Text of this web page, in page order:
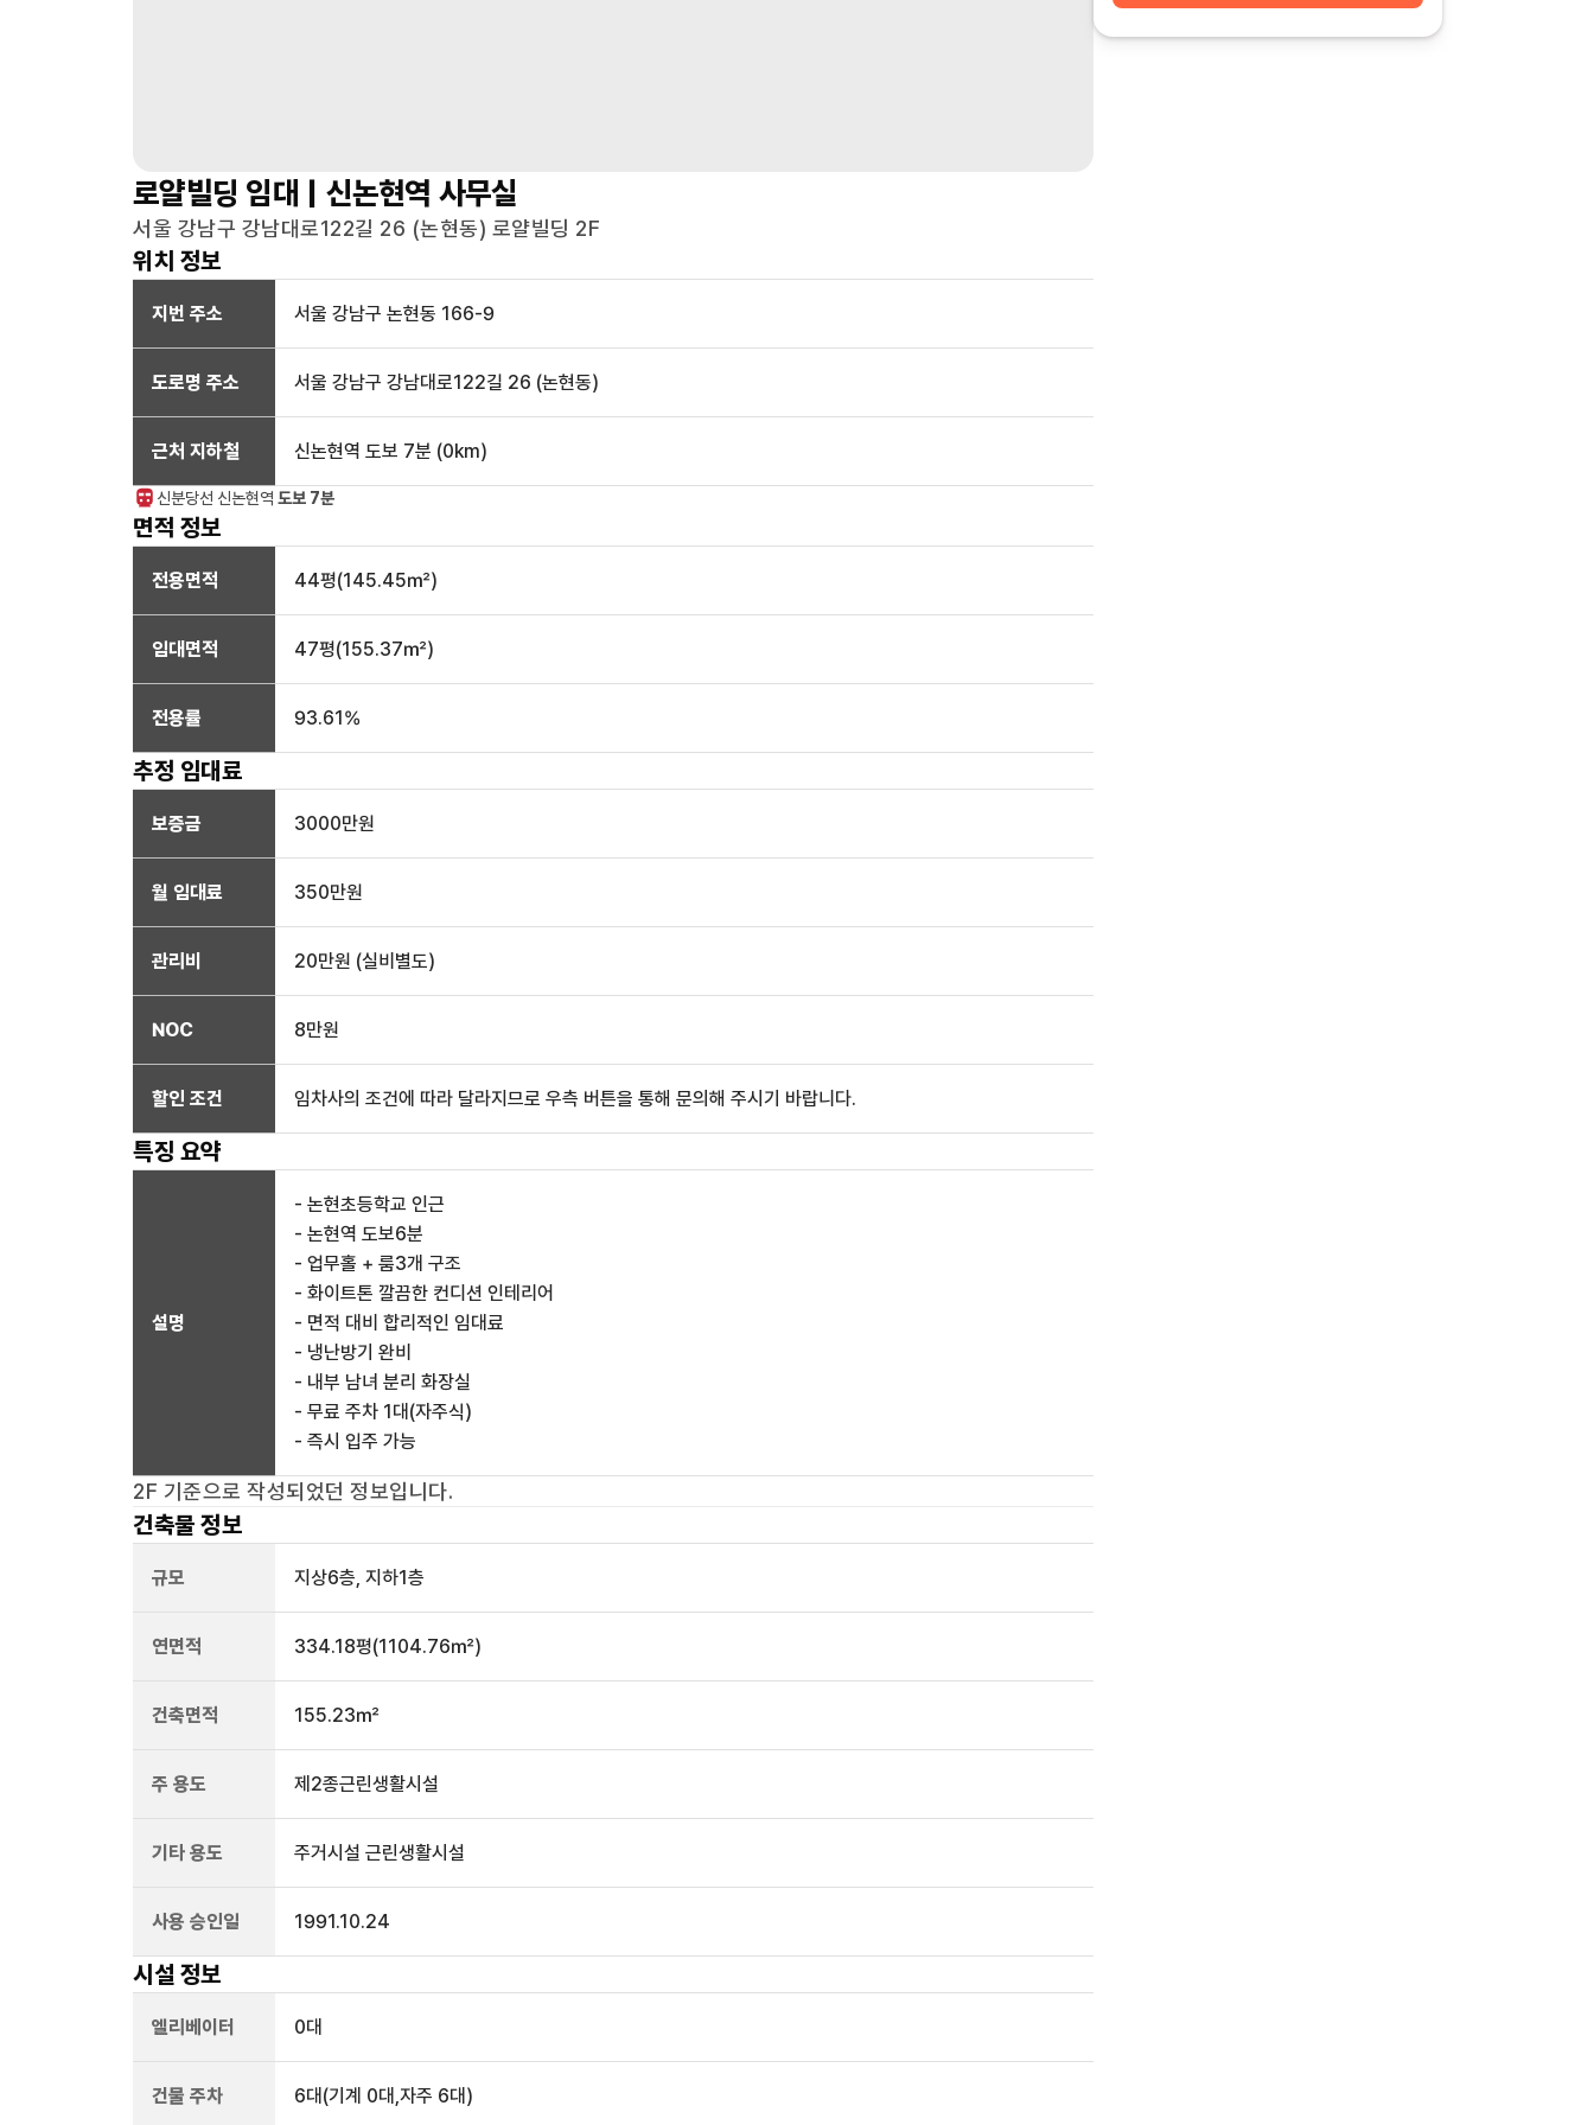
로얄빌딩 임대 | 신논현역 사무실
서울 강남구 강남대로122길 26 (논현동) 로얄빌딩 2F
위치 정보
지번 주소 서울 강남구 논현동 166-9
도로명 주소 서울 강남구 강남대로122길 26 (논현동)
근처 지하철 신논현역 도보 7분 (0km)
신분당선 신논현역 도보 7분
면적 정보
전용면적 44평(145.45㎡)
임대면적 47평(155.37㎡)
전용률 93.61%
추정 임대료
보증금 3000만원
월 임대료 350만원
관리비 20만원 (실비별도)
NOC 8만원
할인 조건 임차사의 조건에 따라 달라지므로 우측 버튼을 통해 문의해 주시기 바랍니다.
특징 요약
설명
- 논현초등학교 인근
- 논현역 도보6분
- 업무홀 + 룸3개 구조
- 화이트톤 깔끔한 컨디션 인테리어
- 면적 대비 합리적인 임대료
- 냉난방기 완비
- 내부 남녀 분리 화장실
- 무료 주차 1대(자주식)
- 즉시 입주 가능
2F 기준으로 작성되었던 정보입니다.
건축물 정보
규모 지상6층, 지하1층
연면적 334.18평(1104.76㎡)
건축면적 155.23㎡
주 용도 제2종근린생활시설
기타 용도 주거시설 근린생활시설
사용 승인일 1991.10.24
시설 정보
엘리베이터 0대
건물 주차 6대 (기계 0대,자주 6대)